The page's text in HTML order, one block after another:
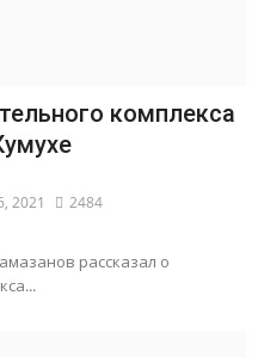
комплекса
2021 2484
рассказал о